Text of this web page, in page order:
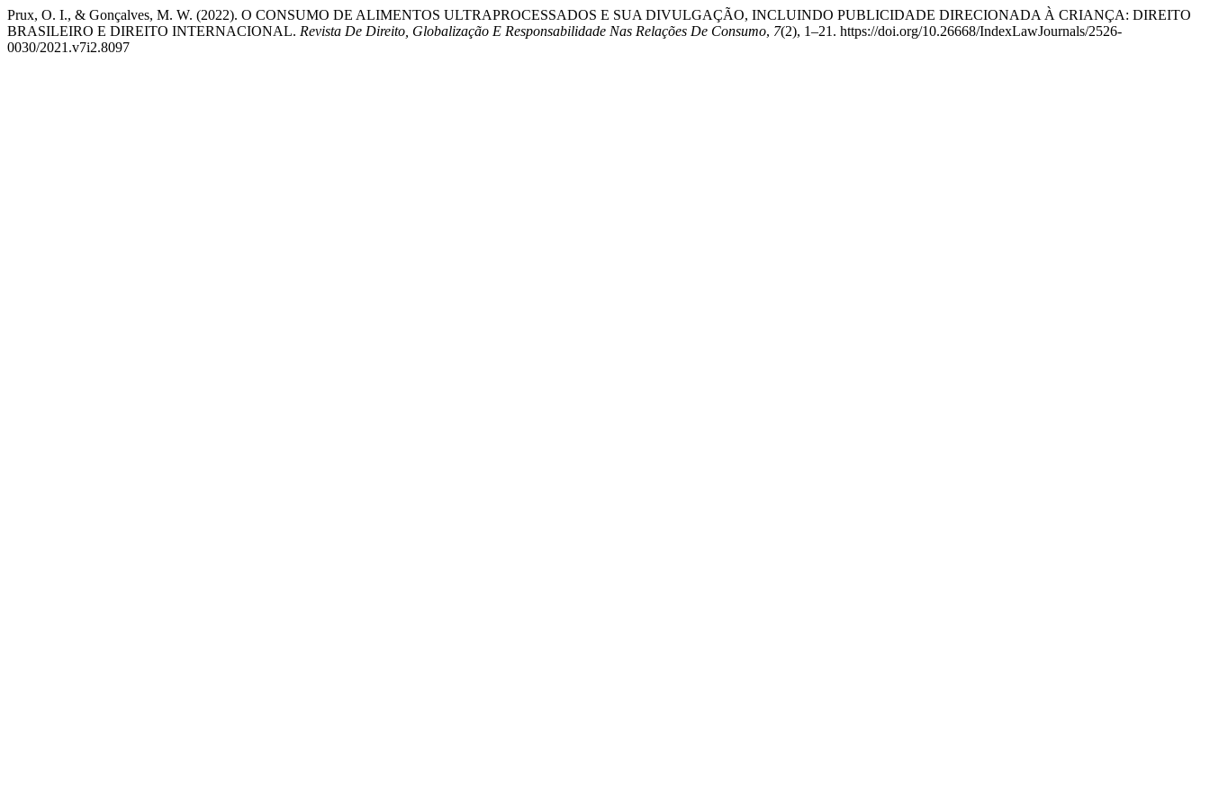
Prux, O. I., & Gonçalves, M. W. (2022). O CONSUMO DE ALIMENTOS ULTRAPROCESSADOS E SUA DIVULGAÇÃO, INCLUINDO PUBLICIDADE DIRECIONADA À CRIANÇA: DIREITO
BRASILEIRO E DIREITO INTERNACIONAL. Revista De Direito, Globalização E Responsabilidade Nas Relações De Consumo, 7(2), 1–21. https://doi.org/10.26668/IndexLawJournals/2526-
0030/2021.v7i2.8097